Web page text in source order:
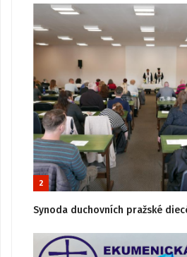
2
Synoda duchovních pražské